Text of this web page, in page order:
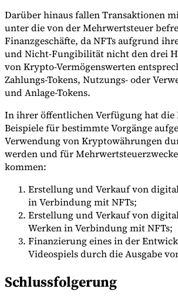
Darüber hinaus fallen Transaktionen
unter die von der Mehrwertsteuer
Finanzgeschäfte, da NFTs aufgrund
und Nicht-Fungibilität nicht den drei
von Krypto-Vermögenswerten
Zahlungs-Tokens, Nutzungs- oder
und Anlage-Tokens.
In ihrer öffentlichen Verfügung hat die
Beispiele für bestimmte Vorgänge
Verwendung von Kryptowährungen
werden und für
kommen:
Erstellung und Verkauf von
in Verbindung mit NFTs;
Erstellung und Verkauf von
Werken in Verbindung mit NFTs;
Finanzierung eines in der
Videospiels durch die Ausgabe
Schlussfolgerung